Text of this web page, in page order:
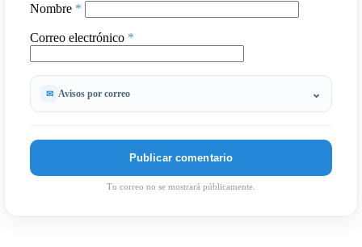
Nombre *
Correo electrónico *
Avisos por correo
Tu correo no se mostrará públicamente.